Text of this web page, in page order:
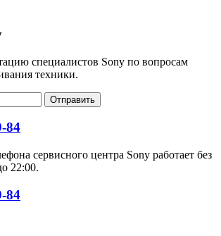
специалистов Sony по вопросам
техники.
Отправить
84
сервисного центра Sony работает без
22:00.
84